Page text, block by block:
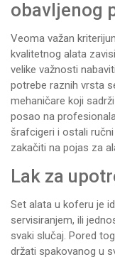
obavljenog
Veoma važan
kvalitetnog alata
velike važnosti
potrebe raznih vrsta
mehaničare koji
posao na
šrafcigeri i ostali
zakačiti na pojas za
Lak za
Set alata u koferu je
servisiranjem, ili
svaki slučaj. Pored
držati spakovanog u